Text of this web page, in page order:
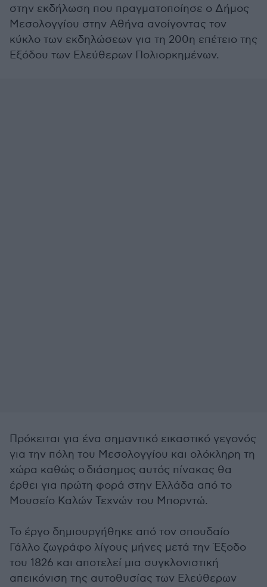
στην εκδήλωση που πραγματοποίησε ο Δήμος
Μεσολογγίου στην Αθήνα ανοίγοντας τον
κύκλο των εκδηλώσεων για τη 200η επέτειο της
Εξόδου των Ελεύθερων Πολιορκημένων.
Πρόκειται για ένα σημαντικό εικαστικό γεγονός
για την πόλη του Μεσολογγίου και ολόκληρη τη
χώρα καθώς οδιάσημος αυτός πίνακας θα
έρθει για πρώτη φορά στην Ελλάδα από το
Μουσείο Καλών Τεχνών του Μπορντώ.
Το έργο δημιουργήθηκε από τον σπουδαίο
Γάλλο ζωγράφο λίγους μήνες μετά την Έξοδο
του 1826 και αποτελεί μια συγκλονιστική
απεικόνιση της αυτοθυσίας των Ελεύθερων